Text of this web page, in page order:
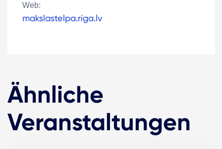
Web:
makslastelpa.riga.lv
Ähnliche
Veranstaltungen